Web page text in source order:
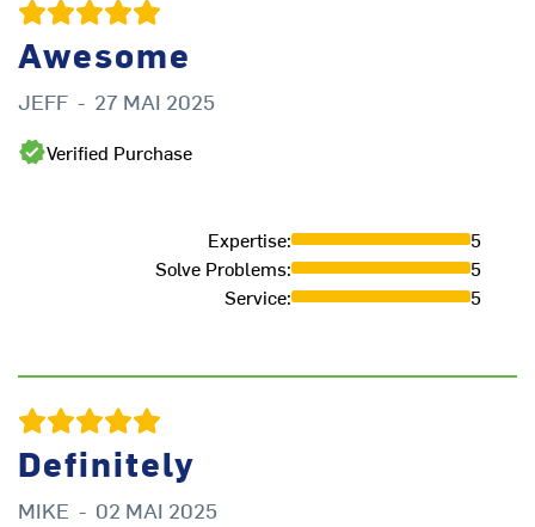
Awesome
JEFF - 27 MAI 2025
Verified Purchase
Expertise:
5
Solve Problems:
5
Service: 5
Definitely
MIKE - 02 MAI 2025